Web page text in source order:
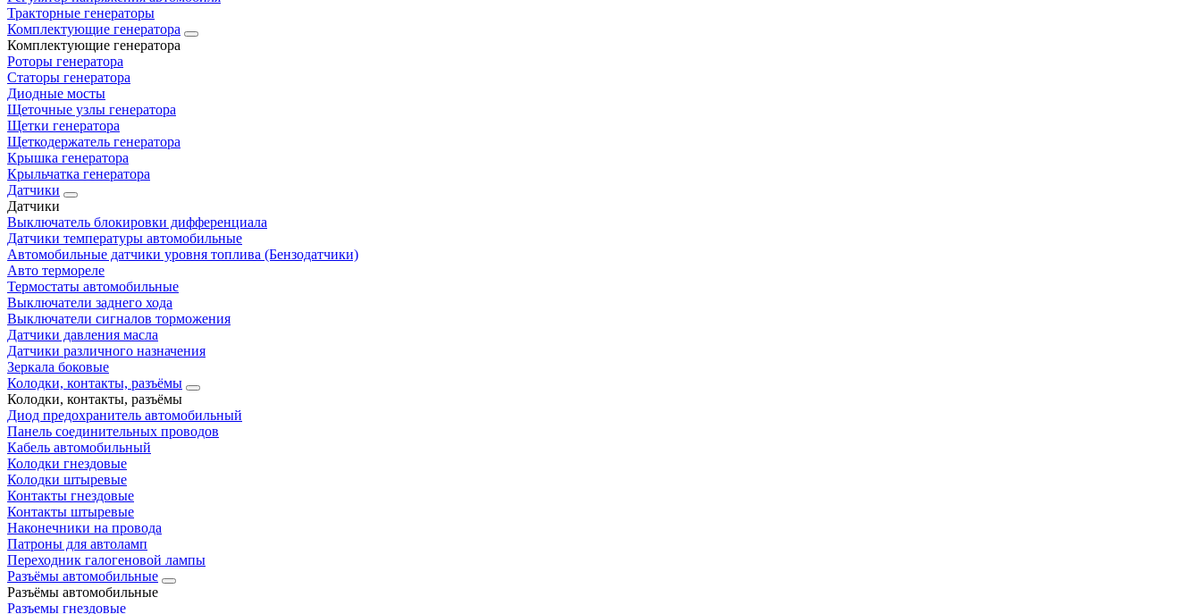
Тракторные генераторы
Комплектующие генератора
Комплектующие генератора
Роторы генератора
Статоры генератора
Диодные мосты
Щеточные узлы генератора
Щетки генератора
Щеткодержатель генератора
Крышка генератора
Крыльчатка генератора
Датчики
Датчики
Выключатель блокировки дифференциала
Датчики температуры автомобильные
Автомобильные датчики уровня топлива (Бензодатчики)
Авто термореле
Термостаты автомобильные
Выключатели заднего хода
Выключатели сигналов торможения
Датчики давления масла
Датчики различного назначения
Зеркала боковые
Колодки, контакты, разъёмы
Колодки, контакты, разъёмы
Диод предохранитель автомобильный
Панель соединительных проводов
Кабель автомобильный
Колодки гнездовые
Колодки штыревые
Контакты гнездовые
Контакты штыревые
Наконечники на провода
Патроны для автоламп
Переходник галогеновой лампы
Разъёмы автомобильные
Разъёмы автомобильные
Разъемы гнездовые